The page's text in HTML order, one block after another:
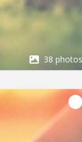
38 photos